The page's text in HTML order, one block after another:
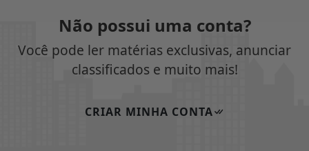
Não possui uma conta?
Você pode ler matérias exclusivas, anunciar
classificados e muito mais!
CRIAR MINHA CONTA